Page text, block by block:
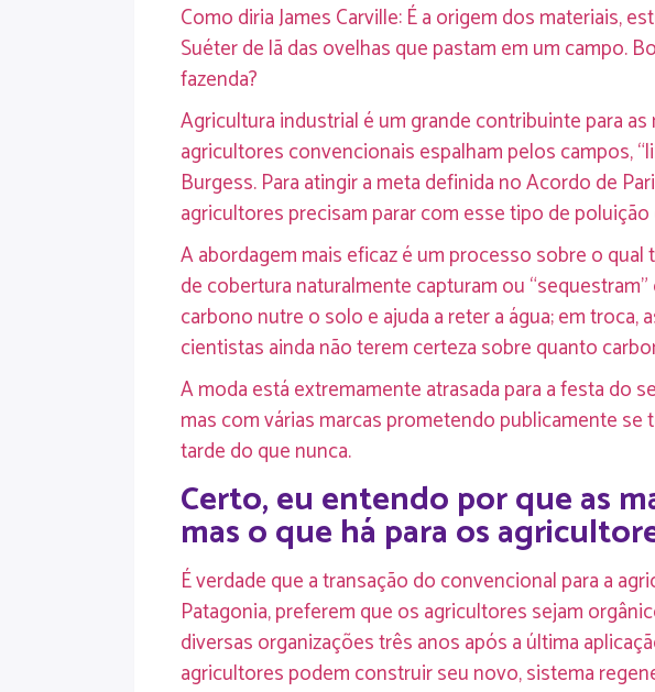
Como diria James Carville: É a origem dos materiais,
Suéter de lã das ovelhas que pastam em um campo.
fazenda?
Agricultura industrial é um grande contribuinte para
agricultores convencionais espalham pelos campos,
Burgess. Para atingir a meta definida no Acordo de
agricultores precisam parar com esse tipo de
A abordagem mais eficaz é um processo sobre o
de cobertura naturalmente capturam ou
carbono nutre o solo e ajuda a reter a água; em
cientistas ainda não terem certeza sobre quanto
A moda está extremamente atrasada para a festa do
mas com várias marcas prometendo publicamente
tarde do que nunca.
Certo, eu entendo por que as
mas o que há para os
É verdade que a transação do convencional para a
Patagonia, preferem que os agricultores sejam
diversas organizações três anos após a última
agricultores podem construir seu novo, sistema